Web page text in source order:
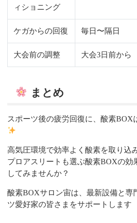
ィショニング
ケガからの回復 毎日〜隔日
大会前の調整 大会3日前から
まとめ
スポーツ後の疲労回復に、酸素BOX
高気圧環境で効率よく酸素を取り込
プロアスリートも選ぶ酸素BOXの効
してみませんか？
酸素BOXサロン宙は、最新設備と専
ツ愛好家の皆さまをサポートします